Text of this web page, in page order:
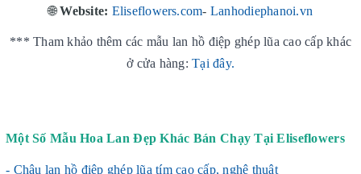
🌐Website: Eliseflowers.com- Lanhodiephanoi.vn
*** Tham khảo thêm các mẫu lan hồ điệp ghép lũa cao cấp khác
ở cửa hàng: Tại đây.
Một Số Mẫu Hoa Lan Đẹp Khác Bán Chạy TạiEliseflowers
- Chậu lan hồ điệp ghép lũa tím cao cấp, nghệ thuật